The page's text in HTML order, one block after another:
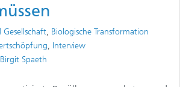
, Biologische Transformation
, Interview
Authors
Birgit Spaeth